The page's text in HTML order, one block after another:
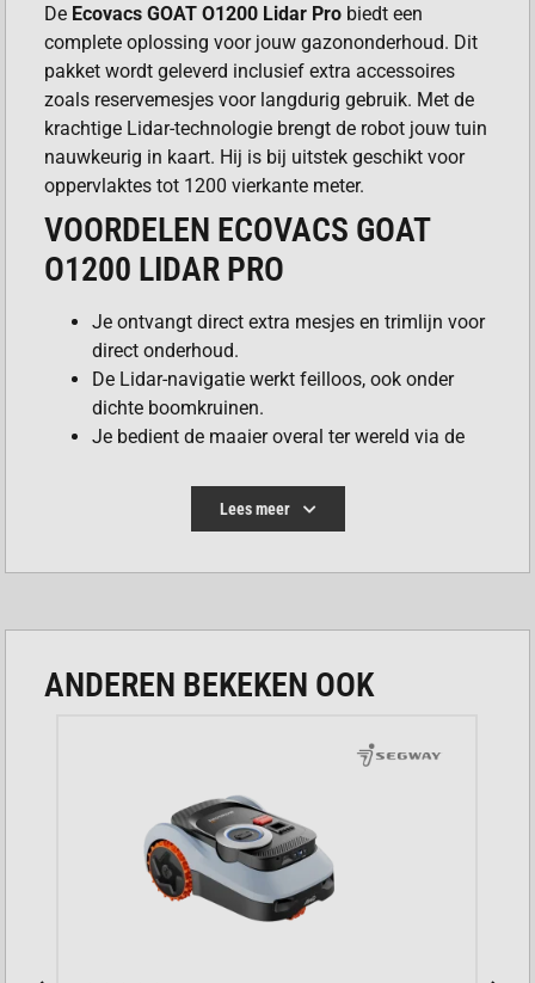
De Ecovacs GOAT O1200 Lidar Pro biedt een
complete oplossing voor jouw gazononderhoud. Dit
pakket wordt geleverd inclusief extra accessoires
zoals reservemesjes voor langdurig gebruik. Met de
krachtige Lidar-technologie brengt de robot jouw tuin
nauwkeurig in kaart. Hij is bij uitstek geschikt voor
oppervlaktes tot 1200 vierkante meter.
VOORDELEN ECOVACS GOAT
O1200 LIDAR PRO
Je ontvangt direct extra mesjes en trimlijn voor
direct onderhoud.
De Lidar-navigatie werkt feilloos, ook onder
dichte boomkruinen.
Je bedient de maaier overal ter wereld via de
weer aan de slag.
LIDAR-GEBASEERDE NAVIGATIE
voor een uiterst gedetailleerde kaart. Hierdoor weet
zonder kabels. Zelfs als het bewolkt is of er veel
schaduw is, blijft de navigatie werken. Je krijgt
hierdoor een consistent maairesultaat over je hele
INCLUSIEF UITGEBREID
Lees meer
ANDEREN BEKEKEN OOK